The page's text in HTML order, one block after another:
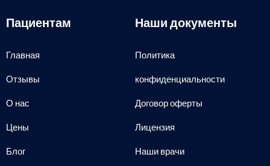
Пациентам
Главная
Отзывы
О нас
Цены
Блог
Наши документы
Политика
конфиденциальности
Договор оферты
Лицензия
Наши врачи